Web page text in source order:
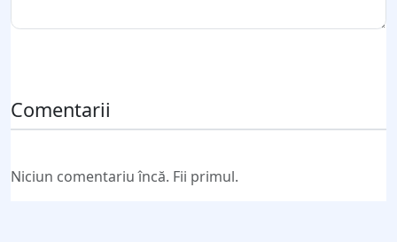
Comentarii
Niciun comentariu încă. Fii primul.